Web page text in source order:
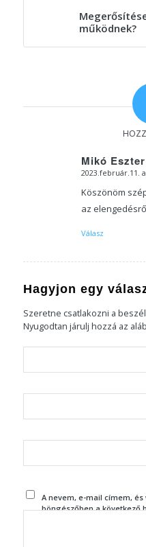
működnek?
Mikó Eszter
says:
2023.február.11.
Köszönöm
az
Válasz
Hagyjon egy
Szeretne csatlakozni a
Nyugodtan járulj hozzá az
A nevem, e-mail címem,
böngészőben a következő